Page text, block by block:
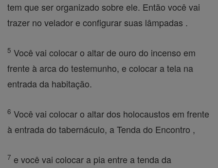
tem que ser organizado sobre ele. Então você vai
trazer no velador e configurar suas lâmpadas .
5 Você vai colocar o altar de ouro do incenso em
frente à arca do testemunho, e colocar a tela na
entrada da habitação.
6 Você vai colocar o altar dos holocaustos em frente
à entrada do tabernáculo, a Tenda do Encontro ,
7 e você vai colocar a pia entre a tenda da